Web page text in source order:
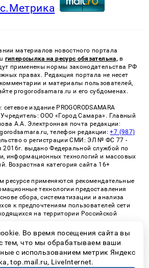
материалов новостного портала
гиперссылка на ресурс обязательна, в
применены нормы законодательства РФ
правах. Редакция портала не несет
и материалы пользователей,
progorodsamara.ru и его субдоменах.
издание PROGORODSAMARA
ООО «Город Самара». Главный
А.А. Электронная почта редакции:
телефон редакции:+7 (987)
о регистрации СМИ: ЭЛ № ФС 77 -
2016г. выдано Федеральной службой по
информационных технологий и массовых
Возрастная категория сайта 16+
ресурсе применяются рекомендательные
технологии предоставления
сбора, систематизации и анализа
к предпочтениям пользователей сети
на территории Российской
применения рекомендательных
рекламно-обменной сети
«СМИ2» (PDF)
| Все права защищены
Во время посещения сайта вы
тем, что мы обрабатываем ваши
с использованием метрик Яндекс
top.mail.ru, LiveInternet.